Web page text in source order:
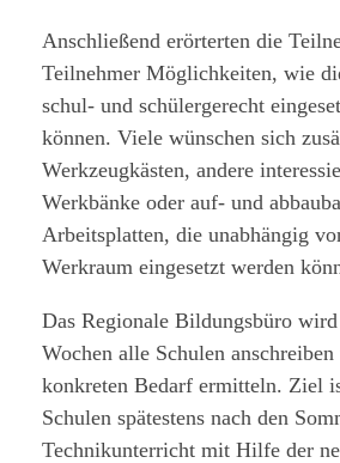
Anschließend erörterten die
Teilnehmer Möglichkeiten, wie
schul- und schülergerecht
können. Viele wünschen sich
Werkzeugkästen, andere
Werkbänke oder auf- und
Arbeitsplatten, die unabhängig
Werkraum eingesetzt werden
Das Regionale Bildungsbüro
Wochen alle Schulen anschreiben
konkreten Bedarf ermitteln. Ziel
Schulen spätestens nach den
Technikunterricht mit Hilfe der